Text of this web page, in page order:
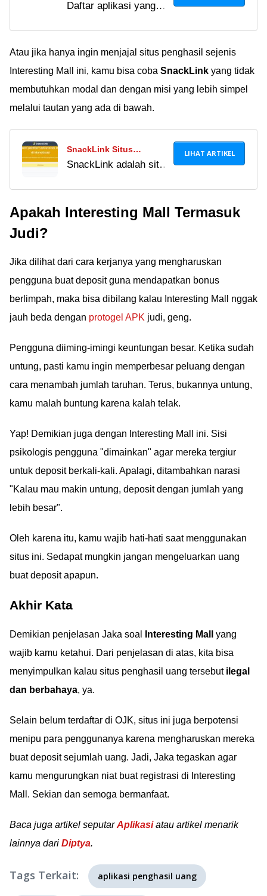
Menghasilkan Uang
Daftar aplikasi yang
membayar di tahun
2022. Tenang,
semuanya resmi dan
OJK.
Atau jika hanya ingin menjajal situs penghasil sejenis
Interesting Mall ini, kamu bisa coba SnackLink yang tidak
membutuhkan modal dan dengan misi yang lebih simpel
melalui tautan yang ada di bawah.
SnackLink Situs
Penghasil Uang Tanpa
SnackLink adalah situs
terbukti membayar.
tarik saldo ke OVO,
LIHAT ARTIKEL
Apakah Interesting Mall Termasuk
Judi?
Jika dilihat dari cara kerjanya yang mengharuskan
pengguna buat deposit guna mendapatkan bonus
berlimpah, maka bisa dibilang kalau Interesting Mall nggak
jauh beda dengan protogel APK judi, geng.
Pengguna diiming-imingi keuntungan besar. Ketika sudah
untung, pasti kamu ingin memperbesar peluang dengan
cara menambah jumlah taruhan. Terus, bukannya untung,
kamu malah buntung karena kalah telak.
Yap! Demikian juga dengan Interesting Mall ini. Sisi
psikologis pengguna "dimainkan" agar mereka tergiur
untuk deposit berkali-kali. Apalagi, ditambahkan narasi
"Kalau mau makin untung, deposit dengan jumlah yang
lebih besar".
Oleh karena itu, kamu wajib hati-hati saat menggunakan
situs ini. Sedapat mungkin jangan mengeluarkan uang
buat deposit apapun.
Akhir Kata
Demikian penjelasan Jaka soal Interesting Mall
yang
wajib kamu ketahui. Dari penjelasan di atas, kita bisa
menyimpulkan kalau situs penghasil uang tersebut ilegal
dan berbahaya, ya.
Selain belum terdaftar di OJK, situs ini juga berpotensi
menipu para penggunanya karena mengharuskan mereka
buat deposit sejumlah uang. Jadi, Jaka tegaskan agar
kamu mengurungkan niat buat registrasi di Interesting
Mall. Sekian dan semoga bermanfaat.
Baca juga artikel seputarAplikasiatau artikel menarik
lainnya dari Diptya.
Tags Terkait: aplikasi penghasil uang